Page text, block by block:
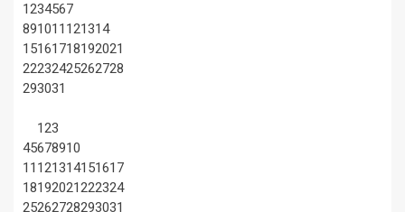
1234567
891011 121314
15161718192021
22232425262728
293031
123
45678910
11 121314151617
18192021222324
25262728293031